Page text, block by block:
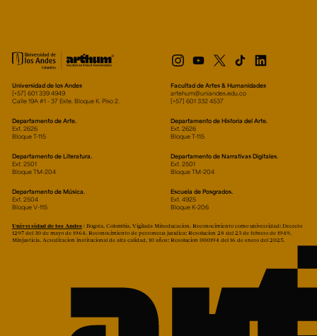
Universidad de los Andes
[+57] 601 339 4949
Calle 19A #1 - 37 Este. Bloque K. Piso 2.
Facultad de Artes & Humanidades
artehum@uniandes.edu.co
[+57] 601 332 4537
Departamento de Arte.
Ext. 2626
Bloque T-115
Departamento de Historia del Arte.
Ext. 2626
Bloque T-115
Departamento de Literatura.
Ext. 2501
Bloque TM-204
Departamento de Narrativas Digitales.
Ext. 2501
Bloque TM-204
Departamento de Música.
Ext. 2504
Bloque V-115
Escuela de Posgrados.
Ext. 4925
Bloque K-206
Universidad de los Andes| Bogotá, Colombia. Vigilada Mineducación. Reconocimiento como universidad: Decreto
1297 del 30 de mayo de 1964. Reconocimiento de personería jurídica: Resolución 28 del 23 de febrero de 1949,
Minjusticia. Acreditación institucional de alta calidad, 10 años: Resolución 000194 del 16 de enero del 2025.